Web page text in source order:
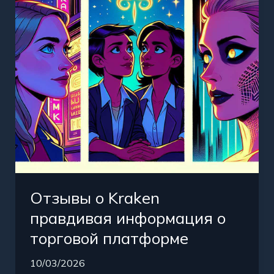
Отзывы о Kraken
правдивая информация о
торговой платформе
10/03/2026
о
торговой
платформе